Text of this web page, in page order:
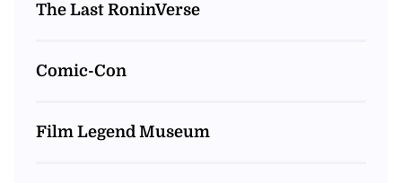
The Last RoninVerse
Comic-Con
Film Legend Museum